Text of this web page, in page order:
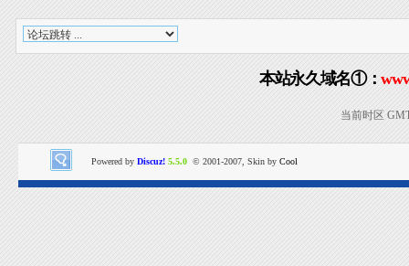
本站永久域名①：
当前时区
Powered by Discuz! 5.5.0 © 2001-2007, Skin by Cool